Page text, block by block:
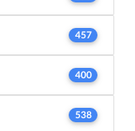
457
400
538